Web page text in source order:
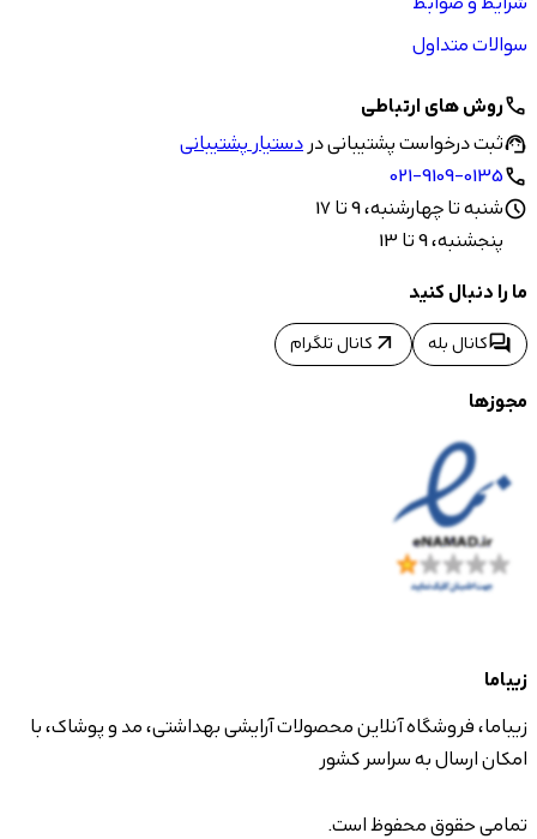
سوالات متداول
callروش های ارتباطی
support_agentثبت درخواست پشتیبانی دردستیار پشتیبانی
call
021-9109-0135
scheduleشنبه تا چهارشنبه، 9 تا 17
پنجشنبه، 9 تا 13
ما را دنبال کنید
forumکانال بله arrow_outward کانال تلگرام
مجوزها
زیباما
زیباما، فروشگاه آنلاین محصولات آرایشی بهداشتی، مد و پوشاک، با
امکان ارسال به سراسر کشور
تمامی حقوق محفوظ است.